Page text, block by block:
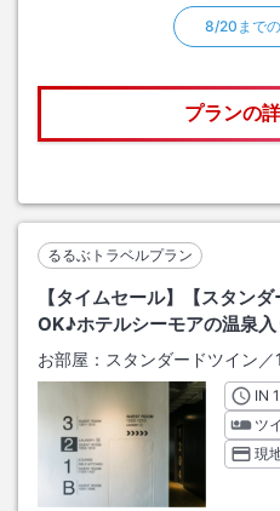
8/20まで
プランの
るるぶトラベルプラン
【タイムセール】【スタン
OK♪ホテルシーモアの温泉
お部屋： スタンダードツイン
IN
ツ
現